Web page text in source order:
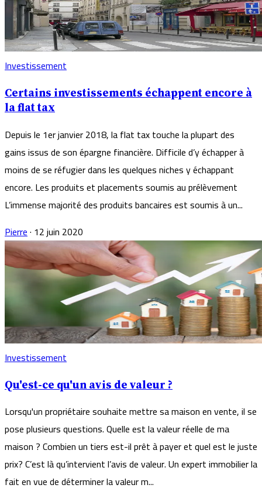
Investissement
Certains investissements échappent encore à
la flat tax
Depuis le 1er janvier 2018, la flat tax touche la plupart des
gains issus de son épargne financière. Difficile d’y échapper à
moins de se réfugier dans les quelques niches y échappant
encore. Les produits et placements soumis au prélèvement
L’immense majorité des produits bancaires est soumis à un...
Pierre· 12 juin 2020
Investissement
Qu'est-ce qu'un avis de valeur ?
Lorsqu'un propriétaire souhaite mettre sa maison en vente, il se
pose plusieurs questions. Quelle est la valeur réelle de ma
maison ? Combien un tiers est-il prêt à payer et quel est le juste
prix? C’est là qu’intervient l’avis de valeur. Un expert immobilier la
fait en vue de déterminer la valeur m...